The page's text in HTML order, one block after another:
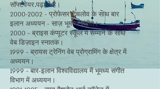
सॉफ्टवेयर पढ़ाती है।
2000-2002 - प्रोफेसर टैचलोव के साथ बार
इलान अध्ययन - साज़ भूमध्य संगीत।
2000 - ब्राइस कंप्यूटर स्कूल में सम्मान के साथ
वेब डिज़ाइन स्नातक।
1999 - ब्रायस ट्रेनिंग वेब प्रोग्रामिंग के क्षेत्र में
अध्ययन।
1999 - बार-इलान विश्वविद्यालय में भूमध्य संगीत
विभाग में अध्ययन।